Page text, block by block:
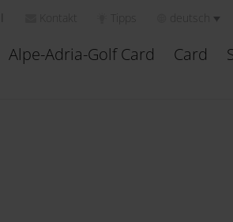
Alpe-Adria-Golf Card Card